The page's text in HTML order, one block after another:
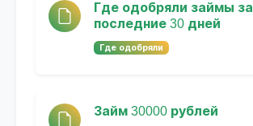
Где одобряли займы за
последние 30 дней
Где одобряли
Займ 30000 рублей